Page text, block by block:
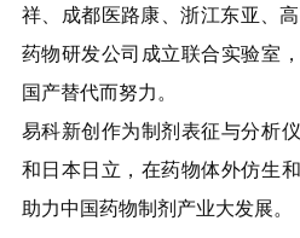
祥、成都医路康、浙江东亚、
药物研发公司成立联合实验室
国产替代而努力。
易科新创作为制剂表征与分析
和日本日立，在药物体外仿生
助力中国药物制剂产业大发展。